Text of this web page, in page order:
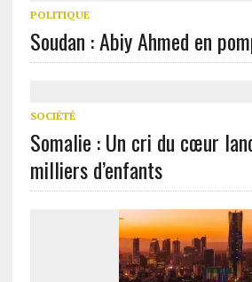
POLITIQUE
Soudan : Abiy Ahmed en
SOCIÉTÉ
Somalie : Un cri du cœur
milliers d’enfants